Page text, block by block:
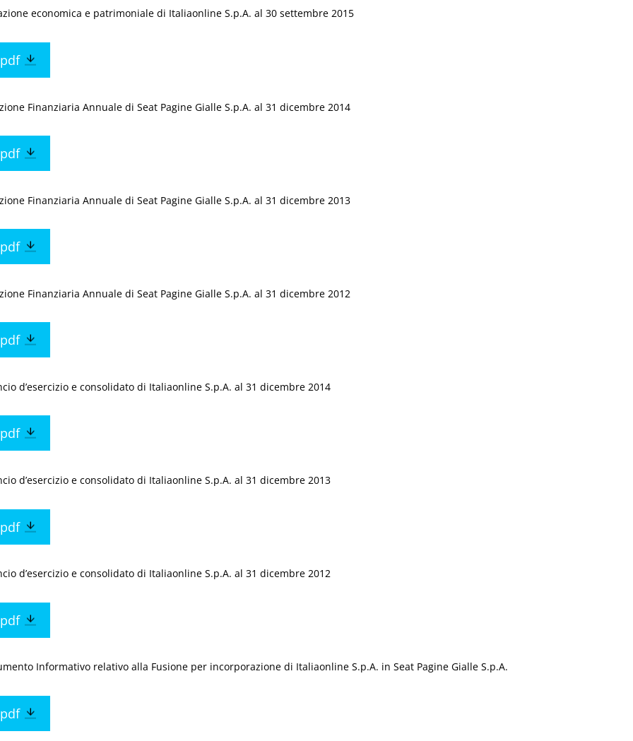
economica e patrimoniale di Italiaonline S.p.A. al 30 settembre 2015
pdf
Finanziaria Annuale di Seat Pagine Gialle S.p.A. al 31 dicembre 2014
pdf
Finanziaria Annuale di Seat Pagine Gialle S.p.A. al 31 dicembre 2013
pdf
Finanziaria Annuale di Seat Pagine Gialle S.p.A. al 31 dicembre 2012
pdf
d’esercizio e consolidato di Italiaonline S.p.A. al 31 dicembre 2014
pdf
d’esercizio e consolidato di Italiaonline S.p.A. al 31 dicembre 2013
pdf
d’esercizio e consolidato di Italiaonline S.p.A. al 31 dicembre 2012
pdf
Informativo relativo alla Fusione per incorporazione di Italiaonline S.p.A. in Seat Pagine Gialle S.p.A.
pdf